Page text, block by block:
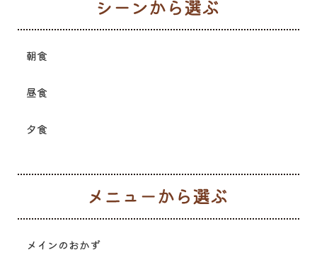
朝食
昼食
夕食
メインのおかず